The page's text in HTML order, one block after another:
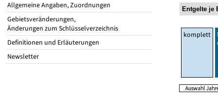
Allgemeine Angaben, Zuordnungen
Gebietsveränderungen,
Änderungen zum Schlüsselverzeichnis
Definitionen und Erläuterungen
Newsletter
komplett